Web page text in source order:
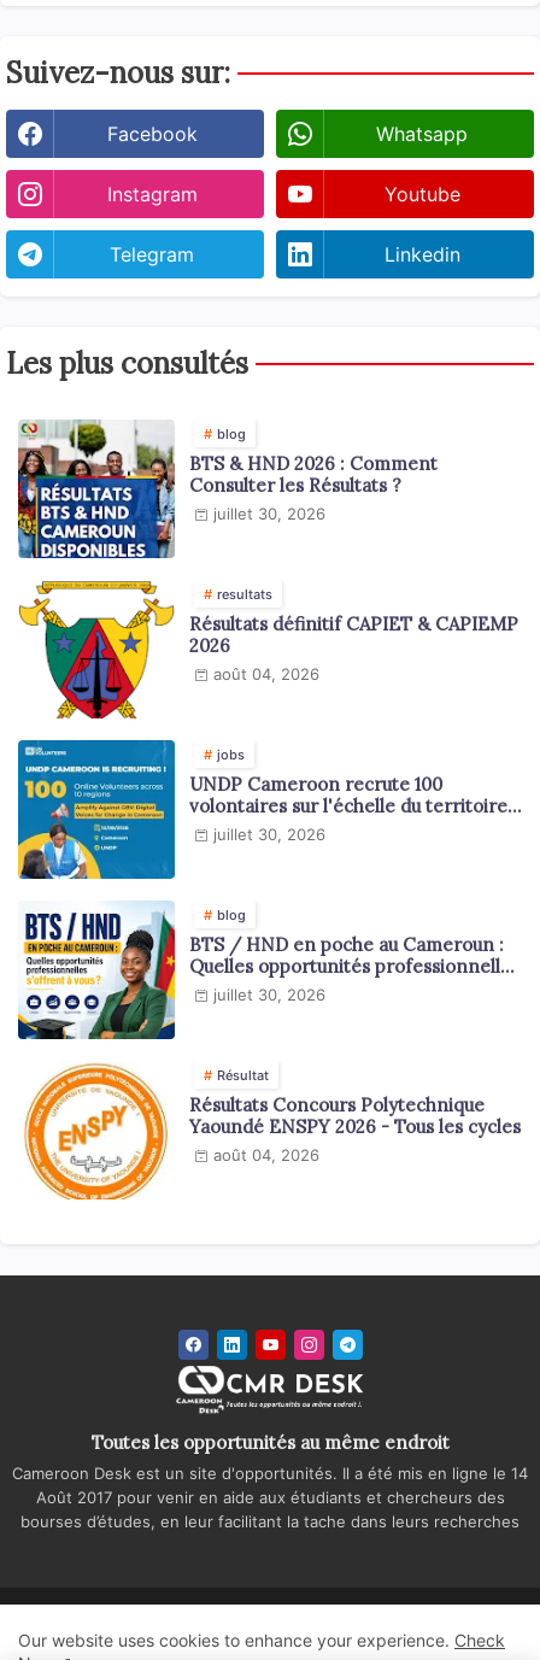
Suivez-nous sur:
Facebook Whatsapp
Instagram Youtube
Telegram Linkedin
Les plus consultés
blog
BTS & HND 2026 : Comment
Consulter les Résultats ?
juillet 30, 2026
resultats
Résultats définitif CAPIET & CAPIEMP
2026
août 04, 2026
jobs
UNDP Cameroon recrute 100
volontaires sur l'échelle du territoire
national
juillet 30, 2026
blog
BTS / HND en poche au Cameroun :
Quelles opportunités professionnelles
s'offrent à vous ?
juillet 30, 2026
Résultat
Résultats Concours Polytechnique
Yaoundé ENSPY 2026 - Tous les cycles
août 04, 2026
Toutes les opportunités au même endroit
Cameroon Desk est un site d'opportunités. Il a été mis en ligne le 14
Août 2017 pour venir en aide aux étudiants et chercheurs des
bourses d’études, en leur facilitant la tache dans leurs recherches
Politique de confidentialité
Regie publicitaire
Our website uses cookies to enhance your experience. Check